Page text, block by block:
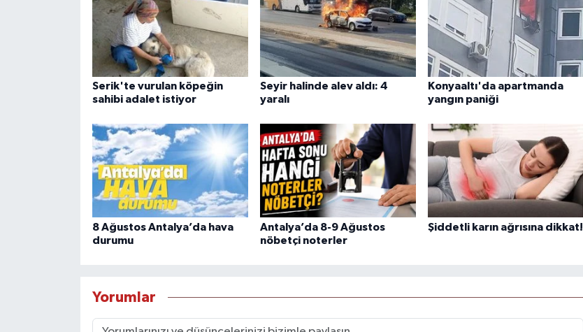
Serik'te vurulan köpeğin
sahibi adalet istiyor
Seyir halinde alev aldı: 4
yaralı
Konyaaltı'da apartmanda
yangın paniği
8 Ağustos Antalya’da hava
durumu
Antalya’da 8-9 Ağustos
nöbetçi noterler
Şiddetli karın ağrısına dikkat!
Yorumlar